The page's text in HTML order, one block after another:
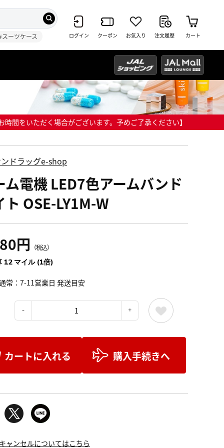
スーツケース ログイン クーポン お気入り 注文履歴 カート
間をいただく場合がございます。予めご了承ください】
ドラッグe-shop
ム電機 LED7色アームバンド
ト OSE-LY1M-W
円 （税込）
12 マイル (1倍)
常：7-11営業日 発送目安
カートに入れる 購入手続きへ
ャンセルについてはこちら